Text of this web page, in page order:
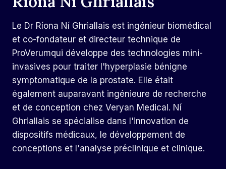
Le Dr Ríona Ní Ghriallais est ingénieur biomédical
et co-fondateur et directeur technique de
ProVerumqui développe des technologies mini-
invasives pour traiter l'hyperplasie bénigne
symptomatique de la prostate. Elle était
également auparavant ingénieure de recherche
et de conception chez Veryan Medical. Ní
Ghriallais se spécialise dans l'innovation de
dispositifs médicaux, le développement de
conceptions et l'analyse préclinique et clinique.